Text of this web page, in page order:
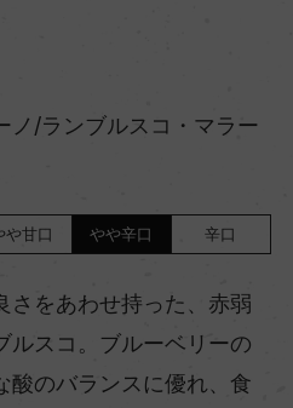
ノ/ランブルスコ・マラー
や甘口 やや辛口 辛口
さをあわせ持った、赤弱
ルスコ。ブルーベリーの
酸のバランスに優れ、食